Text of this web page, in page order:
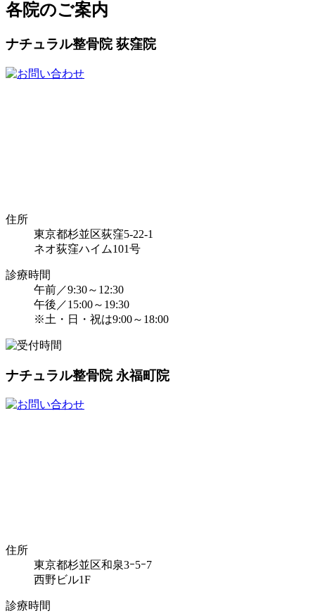
各院のご案内
ナチュラル整骨院 荻窪院
住所
東京都杉並区荻窪5-22-1
ネオ荻窪ハイム101号
診療時間
午前／9:30～12:30
午後／15:00～19:30
※土・日・祝は9:00～18:00
ナチュラル整骨院 永福町院
住所
東京都杉並区和泉3ｰ5ｰ7
西野ビル1F
診療時間